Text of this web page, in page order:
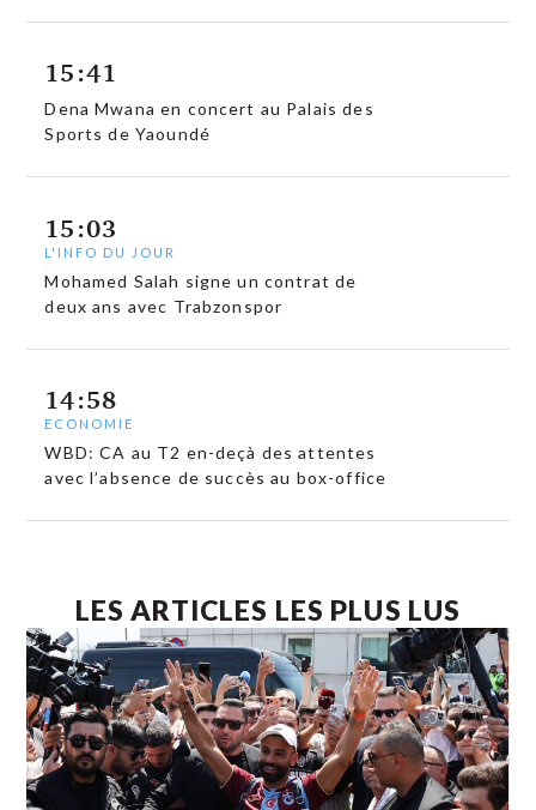
15:41
Dena Mwana en concert au Palais des
Sports de Yaoundé
15:03
L'INFO DU JOUR
Mohamed Salah signe un contrat de
deux ans avec Trabzonspor
14:58
ECONOMIE
WBD: CA au T2 en-deçà des attentes
avec l’absence de succès au box-office
LES ARTICLES LES PLUS LUS